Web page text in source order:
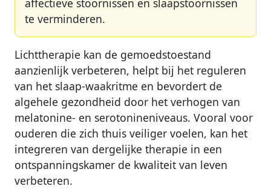
affectieve stoornissen en slaapstoornissen
te verminderen.
Lichttherapie kan de gemoedstoestand
aanzienlijk verbeteren, helpt bij het reguleren
van het slaap-waakritme en bevordert de
algehele gezondheid door het verhogen van
melatonine- en serotonineniveaus. Vooral voor
ouderen die zich thuis veiliger voelen, kan het
integreren van dergelijke therapie in een
ontspanningskamer de kwaliteit van leven
verbeteren.